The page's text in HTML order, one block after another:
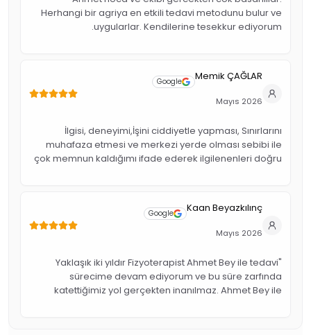
Herhangi bir agriya en etkili tedavi metodunu bulur ve
uygularlar. Kendilerine tesekkur ediyorum.
Memik ÇAĞLAR
Google
Mayıs 2026
İlgisi, deneyimi,İşini ciddiyetle yapması, Sınırlarını
muhafaza etmesi ve merkezi yerde olması sebibi ile
çok memnun kaldığımı ifade ederek ilgilenenleri doğru
Kaan Beyazkılınç
Google
Mayıs 2026
"Yaklaşık iki yıldır Fizyoterapist Ahmet Bey ile tedavi
sürecime devam ediyorum ve bu süre zarfında
katettiğimiz yol gerçekten inanılmaz. Ahmet Bey ile